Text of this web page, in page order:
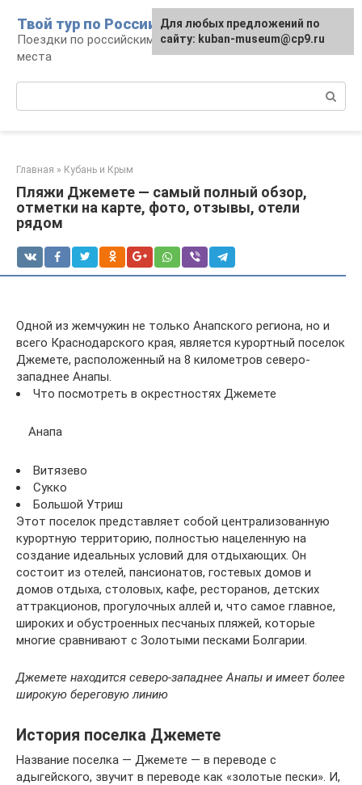
контенту
Твой тур по России
Поездки по российским городам, маршруты и
места
Главная » Кубань и Крым
Пляжи Джемете — самый полный обзор,
отметки на карте, фото, отзывы, отели
рядом
Одной из жемчужин не только Анапского региона, но и
всего Краснодарского края, является курортный поселок
Джемете, расположенный на 8 километров северо-
западнее Анапы.
Что посмотреть в окрестностях Джемете
Анапа
Витязево
Сукко
Большой Утриш
Этот поселок представляет собой централизованную
курортную территорию, полностью нацеленную на
создание идеальных условий для отдыхающих. Он
состоит из отелей, пансионатов, гостевых домов и
домов отдыха, столовых, кафе, ресторанов, детских
аттракционов, прогулочных аллей и, что самое главное,
широких и обустроенных песчаных пляжей, которые
многие сравнивают с Золотыми песками Болгарии.
Джемете находится северо-западнее Анапы и имеет более
широкую береговую линию
История поселка Джемете
Название поселка — Джемете — в переводе с
адыгейского, звучит в переводе как «золотые пески». И,
Для любых предложений по
сайту: kuban-museum@cp9.ru